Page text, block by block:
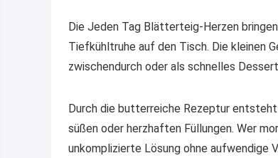
Die Jeden Tag Blätterteig-Herzen
Tiefkühltruhe auf den Tisch. Die kleinen
zwischendurch oder als schnelles
Durch die butterreiche Rezeptur
süßen oder herzhaften Füllungen. Wer
unkomplizierte Lösung ohne aufwendige